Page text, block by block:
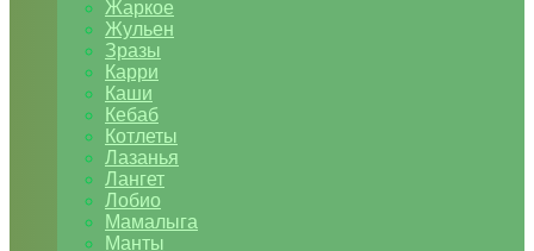
Жаркое
Жульен
Зразы
Карри
Каши
Кебаб
Котлеты
Лазанья
Лангет
Лобио
Мамалыга
Манты